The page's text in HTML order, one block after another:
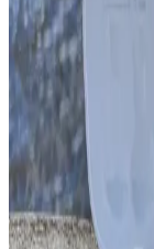
2026'nın en iyi
dayanıklılık ve
ihtiyaçlarına
dikkate almalı.
Redmi Buds 6
Özellikleri ve
Redmi Buds 6
performans ve
kullanıcıların